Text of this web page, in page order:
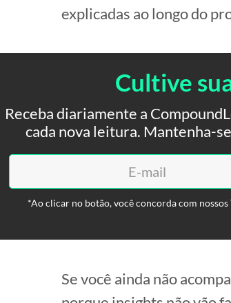
explicadas ao longo do
Cultive
Receba diariamente a
cada nova leitura. Mantenha-
*Ao clicar no botão, você concorda com
Se você ainda não